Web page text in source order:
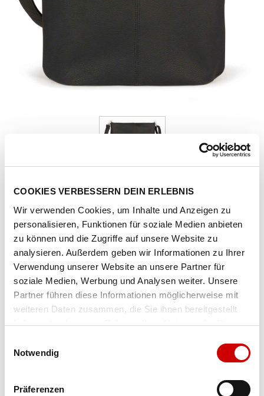
COOKIES VERBESSERN DEIN ERLEBNIS
Wir verwenden Cookies, um Inhalte und Anzeigen zu
personalisieren, Funktionen für soziale Medien anbieten
zu können und die Zugriffe auf unsere Website zu
analysieren. Außerdem geben wir Informationen zu Ihrer
Verwendung unserer Website an unsere Partner für
soziale Medien, Werbung und Analysen weiter. Unsere
Partner führen diese Informationen möglicherweise mit
weiteren Daten zusammen, die Sie ihnen bereitgestellt
haben oder die sie im Rahmen Ihrer Nutzung der Dienste
Notwendig
Präferenzen
Farbe nubuk black
Ausgewählt
Menge